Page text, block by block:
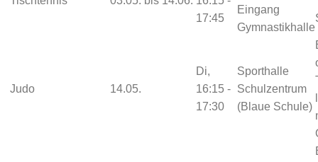
17:45
Eingang
Gymnastikhalle
Judo 14.05.
Di,
16:15 -
17:30
Sporthalle
Schulzentrum
(Blaue Schule)